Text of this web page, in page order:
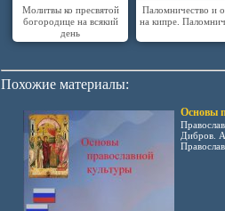
Молитвы ко пресвятой
богородице на всякий
день
Паломничество и
на кипре.
Похожие материалы:
Основы
Дибров.